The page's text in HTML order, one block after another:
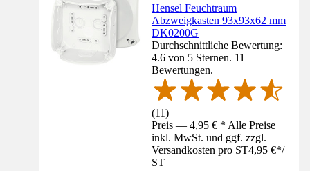
Hensel Feuchtraum
Abzweigkasten 93x93x62 mm
DK0200G
Durchschnittliche Bewertung:
4.6 von 5 Sternen. 11
Bewertungen.
(11)
Preis — 4,95 € * Alle Preise
inkl. MwSt. und ggf. zzgl.
Versandkosten pro ST4,95 €*/
ST